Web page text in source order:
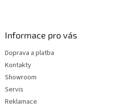
Informace pro vás
Doprava a platba
Kontakty
Showroom
Servis
Reklamace